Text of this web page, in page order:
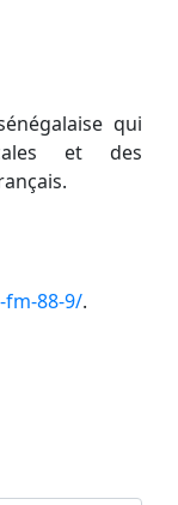
qui
et des
88-9/.